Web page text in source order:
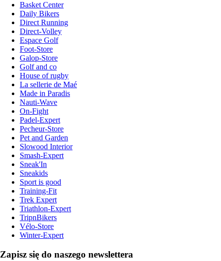
Basket Center
Daily Bikers
Direct Running
Direct-Volley
Espace Golf
Foot-Store
Galop-Store
Golf and co
House of rugby
La sellerie de Maé
Made in Paradis
Nauti-Wave
On-Fight
Padel-Expert
Pecheur-Store
Pet and Garden
Slowood Interior
Smash-Expert
Sneak'In
Sneakids
Sport is good
Training-Fit
Trek Expert
Triathlon-Expert
TripnBikers
Vélo-Store
Winter-Expert
Zapisz się do naszego newslettera